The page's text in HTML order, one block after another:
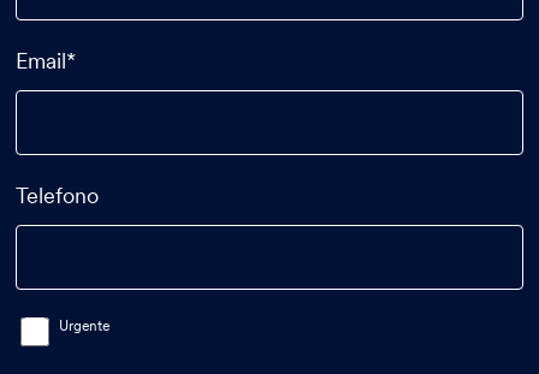
Email*
Telefono
Urgente